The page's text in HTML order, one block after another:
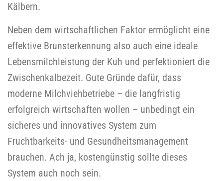
Kälbern.
Neben dem wirtschaftlichen Faktor ermöglicht eine
effektive Brunsterkennung also auch eine ideale
Lebensmilchleistung der Kuh und perfektioniert die
Zwischenkalbezeit. Gute Gründe dafür, dass
moderne Milchviehbetriebe – die langfristig
erfolgreich wirtschaften wollen – unbedingt ein
sicheres und innovatives System zum
Fruchtbarkeits- und Gesundheitsmanagement
brauchen. Ach ja, kostengünstig sollte dieses
System auch noch sein.